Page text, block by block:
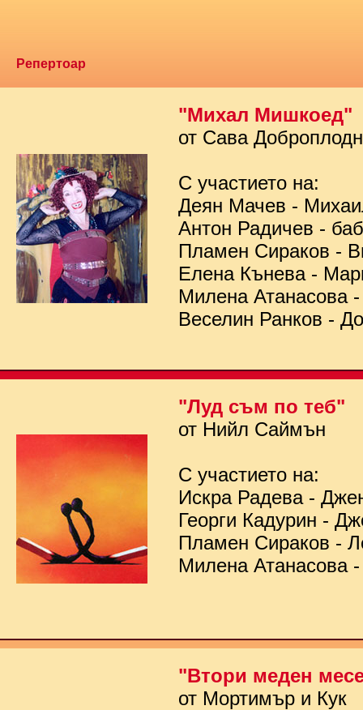
Репертоар
"Михал Мишкоед"
от Сава
С участието на:
Деян Мачев -
Антон Радичев -
Пламен Сираков -
Елена Кънева -
Милена Атанасова
Веселин Ранков -
"Луд съм по теб"
от Нийл Саймън
С участието на:
Искра Радева -
Георги Кадурин -
Пламен Сираков -
Милена Атанасова
"Втори меден
от Мортимър и Кук